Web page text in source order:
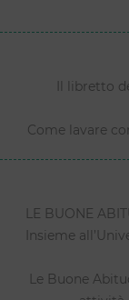
Il libretto
Come lavare
LE BUONE
Insieme
Le Buone